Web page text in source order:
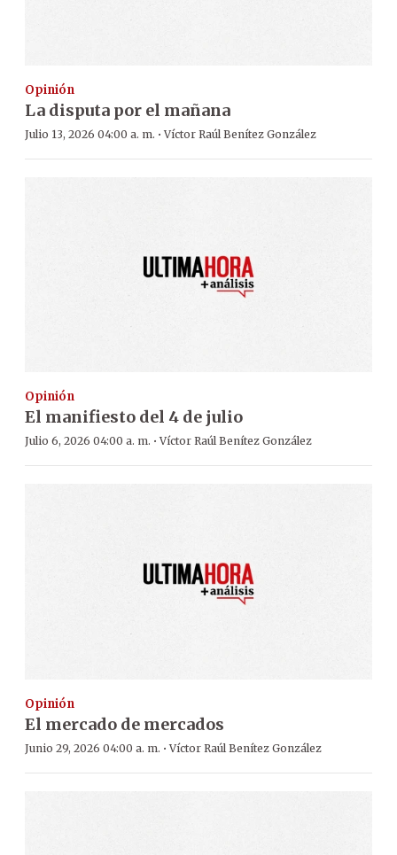
Opinión
La disputa por el mañana
Julio 13, 2026 04:00 a. m. ·Víctor Raúl Benítez González
Opinión
El manifiesto del 4 de julio
Julio 6, 2026 04:00 a. m. ·Víctor Raúl Benítez González
Opinión
El mercado de mercados
Junio 29, 2026 04:00 a. m. ·Víctor Raúl Benítez González